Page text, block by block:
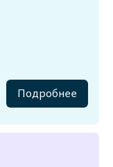
Подробнее